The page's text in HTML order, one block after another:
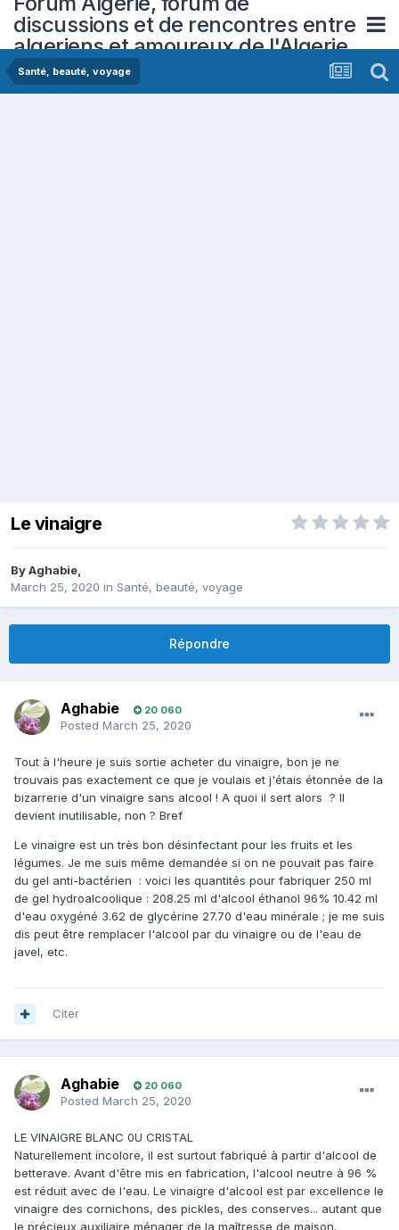
discussions et de rencontres entre
algeriens et amoureux de l'Algerie
Santé, beauté, voyage
Le vinaigre
ByAghabie,
March 25, 2020 in Santé, beauté, voyage
Répondre
Aghabie 20 060
Posted March 25, 2020
Tout à l'heure je suis sortie acheter du vinaigre, bon je ne
trouvais pas exactement ce que je voulais et j'étais étonnée de la
bizarrerie d'un vinaigre sans alcool ! A quoi il sert alors ? Il
devient inutilisable, non ? Bref
Le vinaigre est un très bon désinfectant pour les fruits et les
légumes. Je me suis même demandée si on ne pouvait pas faire
du gel anti-bactérien : voici les quantités pour fabriquer 250 ml
de gel hydroalcoolique : 208.25 ml d'alcool éthanol 96% 10.42 ml
d'eau oxygéné 3.62 de glycérine 27.70 d'eau minérale ; je me suis
dis peut être remplacer l'alcool par du vinaigre ou de l'eau de
javel, etc.
Citer
Aghabie 20 060
Posted March 25, 2020
LE VINAIGRE BLANC 0U CRISTAL
Naturellement incolore, il est surtout fabriqué à partir d'alcool de
betterave. Avant d'être mis en fabrication, l'alcool neutre à 96 %
est réduit avec de l'eau. Le vinaigre d'alcool est par excellence le
vinaigre des cornichons, des pickles, des conserves... autant que
le précieux auxiliaire ménager de la maîtresse de maison.